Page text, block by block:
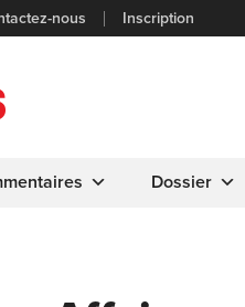
nous Inscription
Dossier